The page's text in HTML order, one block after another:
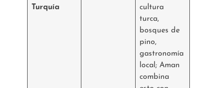
Turquía
cultura
turca,
bosques de
pino,
gastronomía
local; Aman
combina